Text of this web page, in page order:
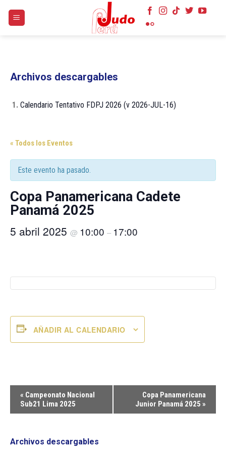
Archivos descargables
1. Calendario Tentativo FDPJ 2026 (v 2026-JUL-16)
« Todos los Eventos
Este evento ha pasado.
Copa Panamericana Cadete
Panamá 2025
5 abril 2025 @ 10:00 – 17:00
AÑADIR AL CALENDARIO
Navegación
del
Evento
« Campeonato Nacional
Sub21 Lima 2025
Copa Panamericana
Junior Panamá 2025 »
Archivos descargables